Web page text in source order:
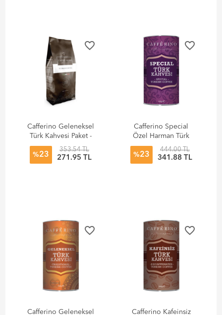
favorite_border
Cafferino Geleneksel
Türk Kahvesi Paket -
250 gr
%23
353.54 TL
271.95 TL
favorite_border
Cafferino Special
Özel Harman Türk
Kahvesi - 250 gr
%23
444.00 TL
341.88 TL
favorite_border
Cafferino Geleneksel
favorite_border
Cafferino Kafeinsiz